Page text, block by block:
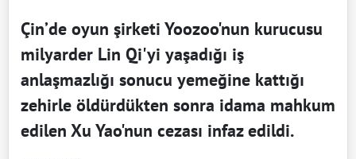
Çin’de oyun şirketi Yoozoo'nun kurucusu
milyarder Lin Qi'yi yaşadığı iş
anlaşmazlığı sonucu yemeğine kattığı
zehirle öldürdükten sonra idama mahkum
edilen Xu Yao'nun cezası infaz edildi.